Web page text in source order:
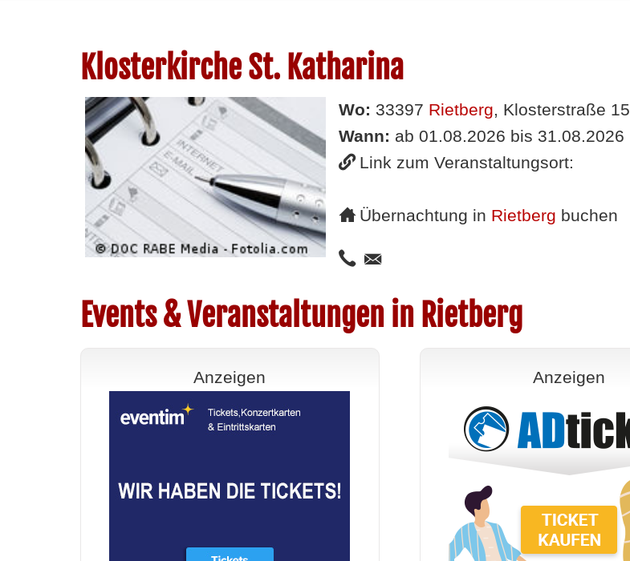
Klosterkirche St. Katharina
Wo: 33397 Rietberg, Klosterstraße 15
Wann: ab 01.08.2026 bis 31.08.2026
Link zum Veranstaltungsort:
Übernachtung in Rietberg buchen
Events & Veranstaltungen in Rietberg
Anzeigen Anzeigen